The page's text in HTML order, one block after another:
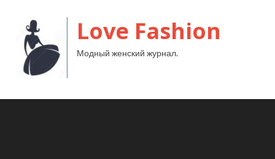
Love Fashion
Модный женский журнал.